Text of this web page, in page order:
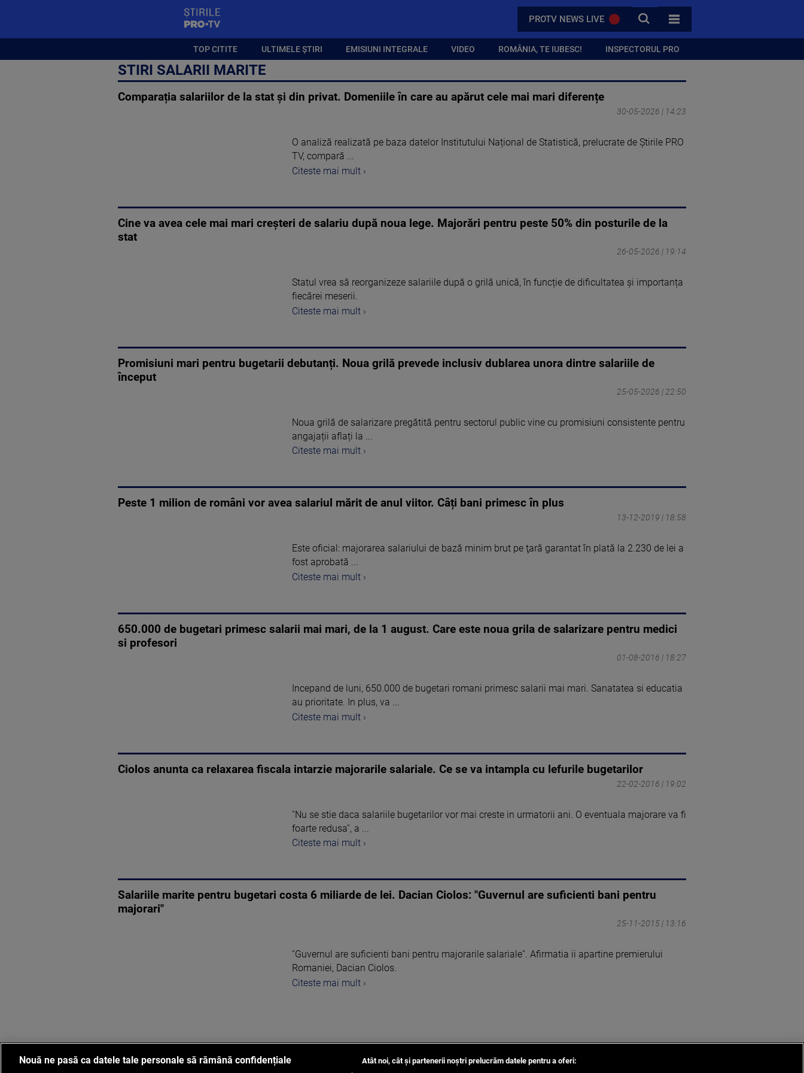
PROTV NEWS LIVE CAUTA
TOATE CATEGORIILE
TOP CITITE ULTIMELE ȘTIRI EMISIUNI INTEGRALE VIDEO ROMÂNIA, TE IUBESC! INSPECTORUL PRO
STIRI SALARII MARITE
Comparația salariilor de la stat și din privat. Domeniile în care au apărut cele mai mari diferențe
30-05-2026 | 14:23
O analiză realizată pe baza datelor Institutului Național de Statistică, prelucrate de Știrile PRO
TV, compară ...
Citeste mai mult ›
Cine va avea cele mai mari creșteri de salariu după noua lege. Majorări pentru peste 50% din posturile de la
stat
26-05-2026 | 19:14
Statul vrea să reorganizeze salariile după o grilă unică, în funcție de dificultatea și importanța
fiecărei meserii.
Citeste mai mult ›
Promisiuni mari pentru bugetarii debutanți. Noua grilă prevede inclusiv dublarea unora dintre salariile de
început
25-05-2026 | 22:50
Noua grilă de salarizare pregătită pentru sectorul public vine cu promisiuni consistente pentru
angajații aflați la ...
Citeste mai mult ›
Peste 1 milion de români vor avea salariul mărit de anul viitor. Câți bani primesc în plus
13-12-2019 | 18:58
Este oficial: majorarea salariului de bază minim brut pe ţară garantat în plată la 2.230 de lei a
fost aprobată ...
Citeste mai mult ›
650.000 de bugetari primesc salarii mai mari, de la 1 august. Care este noua grila de salarizare pentru medici
si profesori
01-08-2016 | 18:27
Incepand de luni, 650.000 de bugetari romani primesc salarii mai mari. Sanatatea si educatia
au prioritate. In plus, va ...
Citeste mai mult ›
Ciolos anunta ca relaxarea fiscala intarzie majorarile salariale. Ce se va intampla cu lefurile bugetarilor
22-02-2016 | 19:02
''Nu se stie daca salariile bugetarilor vor mai creste in urmatorii ani. O eventuala majorare va fi
foarte redusa'', a ...
Citeste mai mult ›
Salariile marite pentru bugetari costa 6 miliarde de lei. Dacian Ciolos: "Guvernul are suficienti bani pentru
majorari"
25-11-2015 | 13:16
''Guvernul are suficienti bani pentru majorarile salariale''. Afirmatia ii apartine premierului
Romaniei, Dacian Ciolos.
Citeste mai mult ›
1
Nouă ne pasă ca datele tale personale să rămână confidențiale Atât noi, cât și partenerii noștri prelucrăm datele pentru a oferi: